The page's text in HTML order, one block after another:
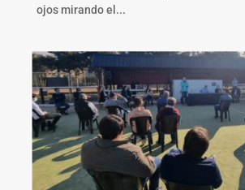
ojos mirando el...